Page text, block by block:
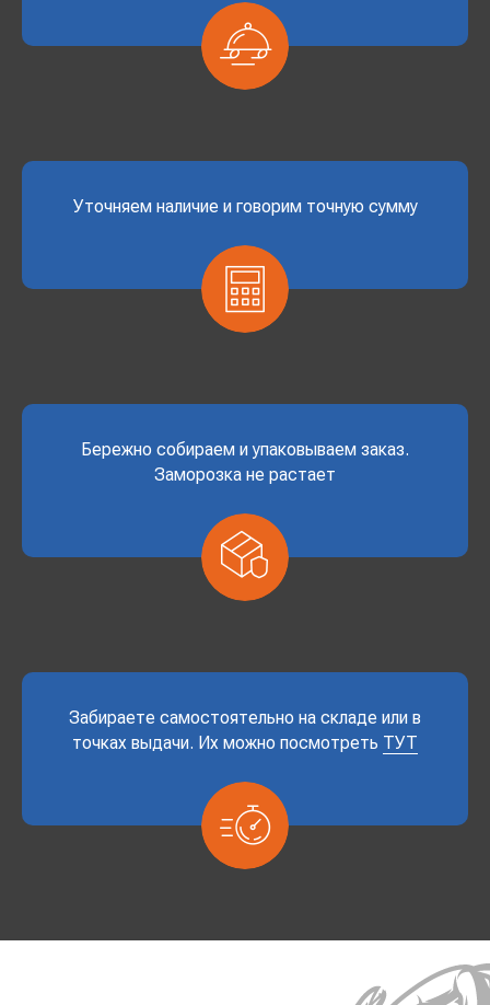
Уточняем наличие и говорим точную сумму
Бережно собираем и упаковываем заказ.
Заморозка не растает
Забираете самостоятельно на складе или в
точках выдачи. Их можно посмотреть ТУТ